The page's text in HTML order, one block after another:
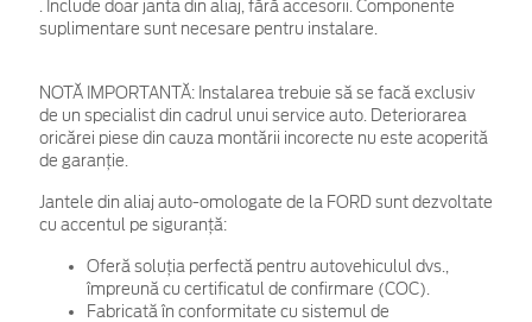
. Include doar janta din aliaj, fără accesorii. Componente
suplimentare sunt necesare pentru instalare.
NOTĂ IMPORTANTĂ: Instalarea trebuie să se facă exclusiv
de un specialist din cadrul unui service auto. Deteriorarea
oricărei piese din cauza montării incorecte nu este acoperită
de garanţie.
Jantele din aliaj auto-omologate de la FORD sunt dezvoltate
cu accentul pe siguranță:
Oferă soluția perfectă pentru autovehiculul dvs.,
împreună cu certificatul de confirmare (COC).
Fabricată în conformitate cu sistemul de